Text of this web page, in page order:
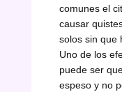
comunes el
causar
solos sin que
Uno de los
puede ser
espeso y no